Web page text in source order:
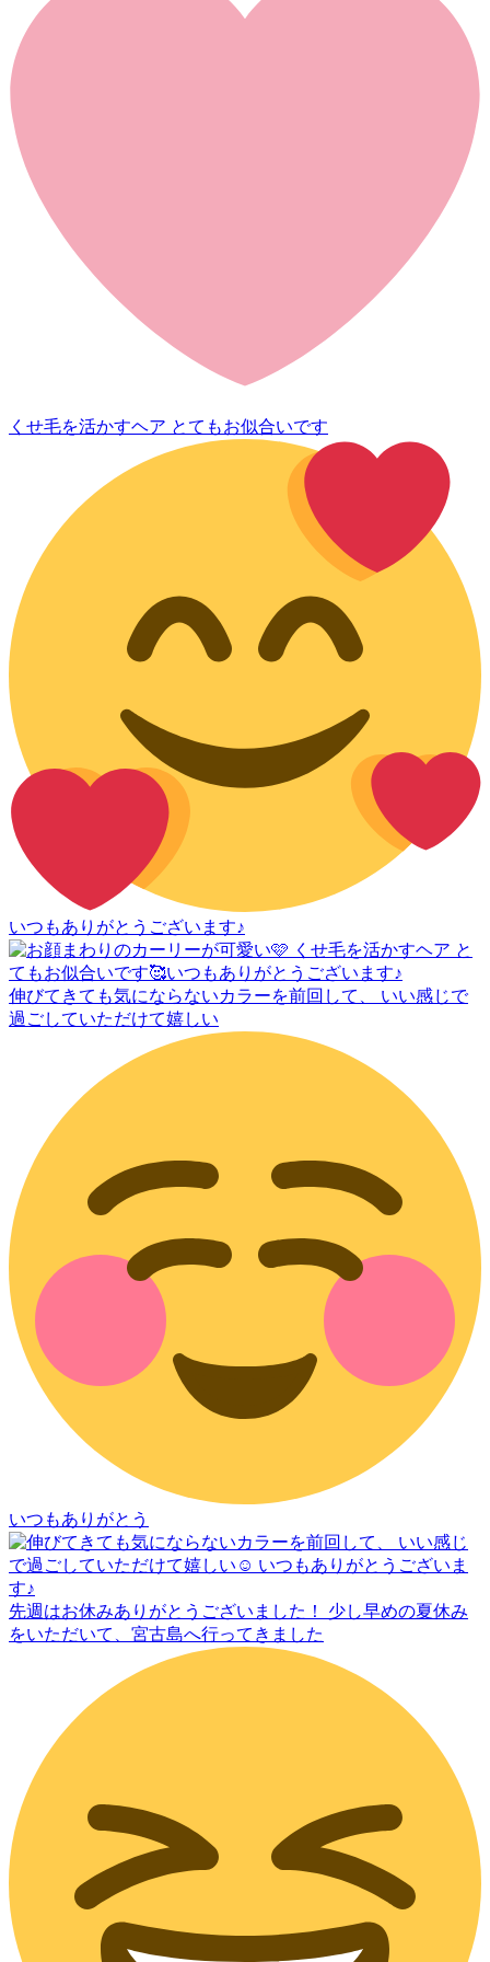
くせ毛を活かすヘア とてもお似合いです
いつもありがとうございます♪
伸びてきても気にならないカラーを前回して、 いい感じで
過ごしていただけて嬉しい
いつもありがとう
先週はお休みありがとうございました！ 少し早めの夏休み
をいただいて、宮古島へ行ってきました